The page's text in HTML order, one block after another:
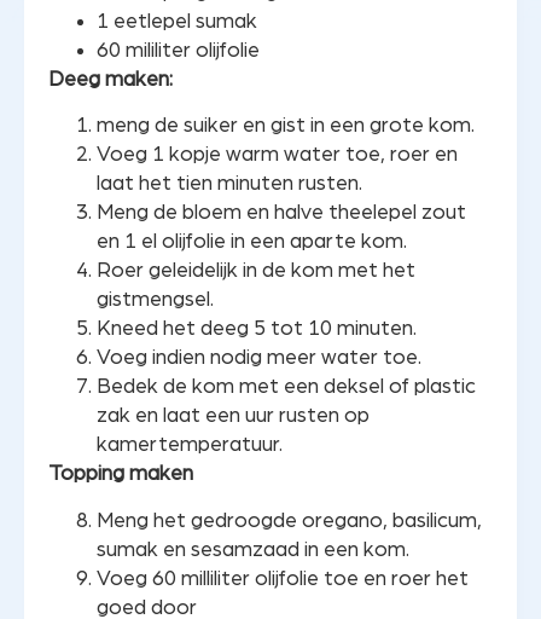
1 eetlepel sumak
60 mililiter olijfolie
Deeg maken:
meng de suiker en gist in een grote kom.
Voeg 1 kopje warm water toe, roer en
laat het tien minuten rusten.
Meng de bloem en halve theelepel zout
en 1 el olijfolie in een aparte kom.
Roer geleidelijk in de kom met het
gistmengsel.
Kneed het deeg 5 tot 10 minuten.
Voeg indien nodig meer water toe.
Bedek de kom met een deksel of plastic
zak en laat een uur rusten op
kamertemperatuur.
Topping maken
Meng het gedroogde oregano, basilicum,
sumak en sesamzaad in een kom.
Voeg 60 milliliter olijfolie toe en roer het
goed door